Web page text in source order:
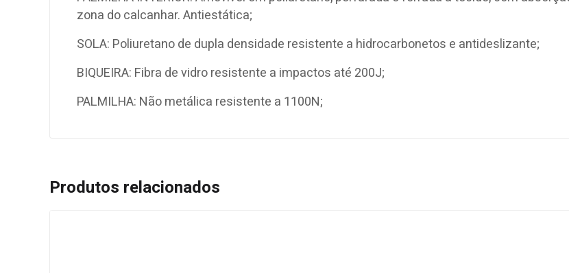
zona do calcanhar. Antiestática;
SOLA: Poliuretano de dupla densidade resistente a hidrocarbonetos e antideslizante;
BIQUEIRA: Fibra de vidro resistente a impactos até 200J;
PALMILHA: Não metálica resistente a 1100N;
Produtos relacionados